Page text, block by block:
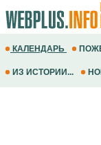
КАЛЕНДАРЬ
ИЗ ИСТОРИИ...